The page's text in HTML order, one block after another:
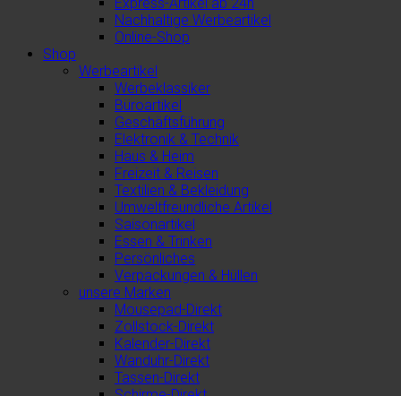
Nachhaltige Werbeartikel
Online-Shop
Shop
Werbeartikel
Werbeklassiker
Büroartikel
Geschäftsführung
Elektronik & Technik
Haus & Heim
Freizeit & Reisen
Textilien & Bekleidung
Umweltfreundliche Artikel
Saisonartikel
Essen & Trinken
Persönliches
Verpackungen & Hüllen
unsere Marken
Mousepad-Direkt
Zollstock-Direkt
Kalender-Direkt
Wanduhr-Direkt
Tassen-Direkt